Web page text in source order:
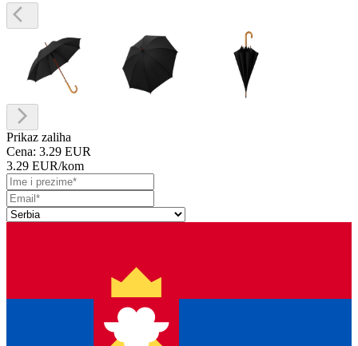
Prikaz zaliha
Cena: 3.29 EUR
3.29 EUR/kom